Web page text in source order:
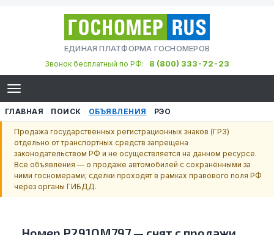
ЕДИНАЯ ПЛАТФОРМА ГОСНОМЕРОВ
Звонок бесплатный по РФ:
8 (800) 333-72-23
ГЛАВНАЯ ПОИСК ОБЪЯВЛЕНИЯ РЭО
Продажа государственных регистрационных знаков (ГРЗ)
отдельно от транспортных средств запрещена
законодательством РФ и не осуществляется на данном ресурсе.
Все объявления — о продаже автомобилей с сохранёнными за
ними госномерами; сделки проходят в рамках правового поля РФ
через органы ГИБДД.